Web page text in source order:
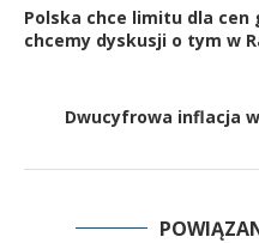
Polska chce limitu dla cen
chcemy dyskusji o tym w
Dwucyfrowa inflacja